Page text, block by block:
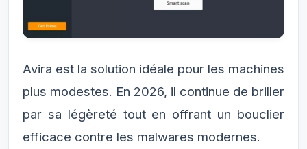
Avira est la solution idéale pour les machines
plus modestes. En 2026, il continue de briller
par sa légèreté tout en offrant un bouclier
efficace contre les malwares modernes.